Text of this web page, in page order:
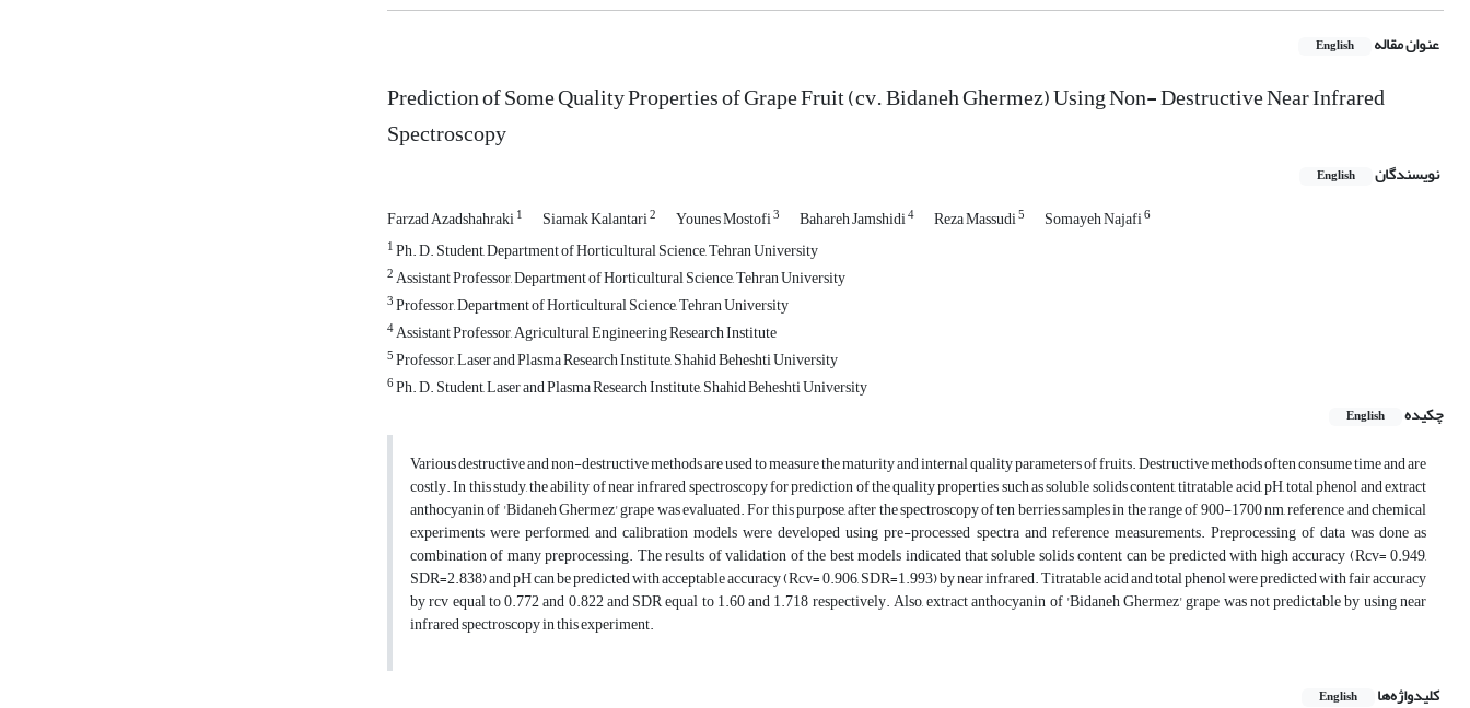
عنوان مقاله English
Prediction of Some Quality Properties of Grape Fruit (cv. Bidaneh Ghermez) Using Non- Destructive Near Infrared
Spectroscopy
نویسندگان English
Farzad Azadshahraki1 Siamak Kalantari2 Younes Mostofi3 Bahareh Jamshidi4 Reza Massudi5 Somayeh Najafi6
1Ph. D. Student, Department of Horticultural Science, Tehran University
2Assistant Professor, Department of Horticultural Science, Tehran University
3Professor, Department of Horticultural Science, Tehran University
4Assistant Professor, Agricultural Engineering Research Institute
5Professor, Laser and Plasma Research Institute, Shahid Beheshti University
6Ph. D. Student, Laser and Plasma Research Institute, Shahid Beheshti University
چکیده
English
Various destructive and non-destructive methods are used to measure the maturity and internal quality parameters of fruits. Destructive methods often consume time and are
costly. In this study, the ability of near infrared spectroscopy for prediction of the quality properties such as soluble solids content, titratable acid, pH, total phenol and extract
anthocyanin of 'Bidaneh Ghermez' grape was evaluated. For this purpose, after the spectroscopy of ten berries samples in the range of 900-1700 nm, reference and chemical
experiments were performed and calibration models were developed using pre-processed spectra and reference measurements. Preprocessing of data was done as
combination of many preprocessing. The results of validation of the best models indicated that soluble solids content can be predicted with high accuracy (Rcv= 0.949,
SDR=2.838) and pH can be predicted with acceptable accuracy (Rcv= 0.906, SDR=1.993) by near infrared. Titratable acid and total phenol were predicted with fair accuracy
by rcv equal to 0.772 and 0.822 and SDR equal to 1.60 and 1.718 respectively. Also, extract anthocyanin of 'Bidaneh Ghermez' grape was not predictable by using near
infrared spectroscopy in this experiment.
کلیدواژه‌ها English